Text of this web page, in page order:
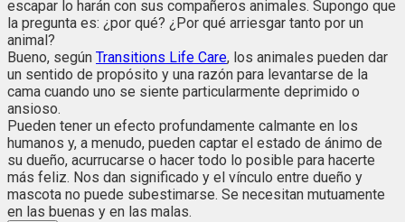
escapar lo harán con sus compañeros animales. Supongo que
la pregunta es: ¿por qué? ¿Por qué arriesgar tanto por un
animal?
Bueno, según Transitions Life Care, los animales pueden dar
un sentido de propósito y una razón para levantarse de la
cama cuando uno se siente particularmente deprimido o
ansioso.
Pueden tener un efecto profundamente calmante en los
humanos y, a menudo, pueden captar el estado de ánimo de
su dueño, acurrucarse o hacer todo lo posible para hacerte
más feliz. Nos dan significado y el vínculo entre dueño y
mascota no puede subestimarse. Se necesitan mutuamente
en las buenas y en las malas.